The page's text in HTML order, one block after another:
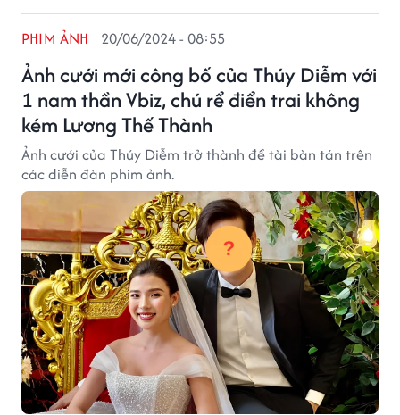
Ảnh cưới mới công bố của Thúy Diễm với
1 nam thần Vbiz, chú rể điển trai không
kém Lương Thế Thành
PHIM ẢNH 20/06/2024 - 08:55
Ảnh cưới của Thúy Diễm trở thành đề tài bàn tán trên
các diễn đàn phim ảnh.